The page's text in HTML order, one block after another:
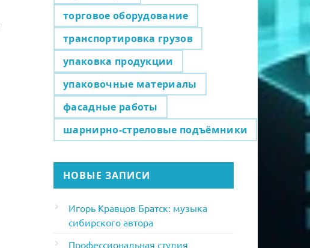
торговое оборудование
транспортировка грузов
упаковка продукции
упаковочные материалы
фасадные работы
шарнирно-стреловые подъёмники
НОВЫЕ ЗАПИСИ
Игорь Кравцов Братск: музыка
сибирского автора
Профессиональная студия